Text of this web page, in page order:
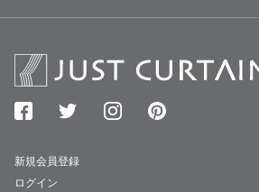
新規会員登録
ログイン